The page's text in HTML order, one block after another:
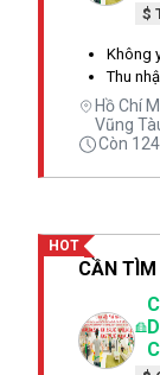
$
Không
Thu
Hồ Chí
Vũng
Còn
HOT